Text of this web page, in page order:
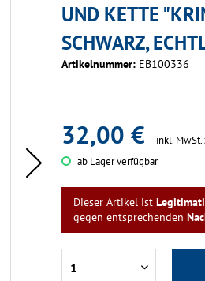
UND KETTE
SCHWARZ,
Artikelnummer: EB100336
32,00 € inkl. MwSt.
ab Lager verfügbar
Dieser Artikel ist
gegen entsprechenden